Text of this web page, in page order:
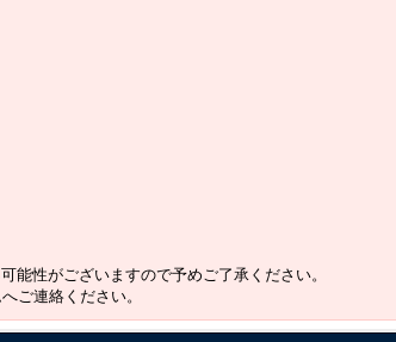
能性がございますので予めご了承ください。
ご連絡ください。